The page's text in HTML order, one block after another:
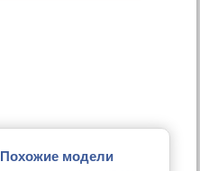
Похожие модели